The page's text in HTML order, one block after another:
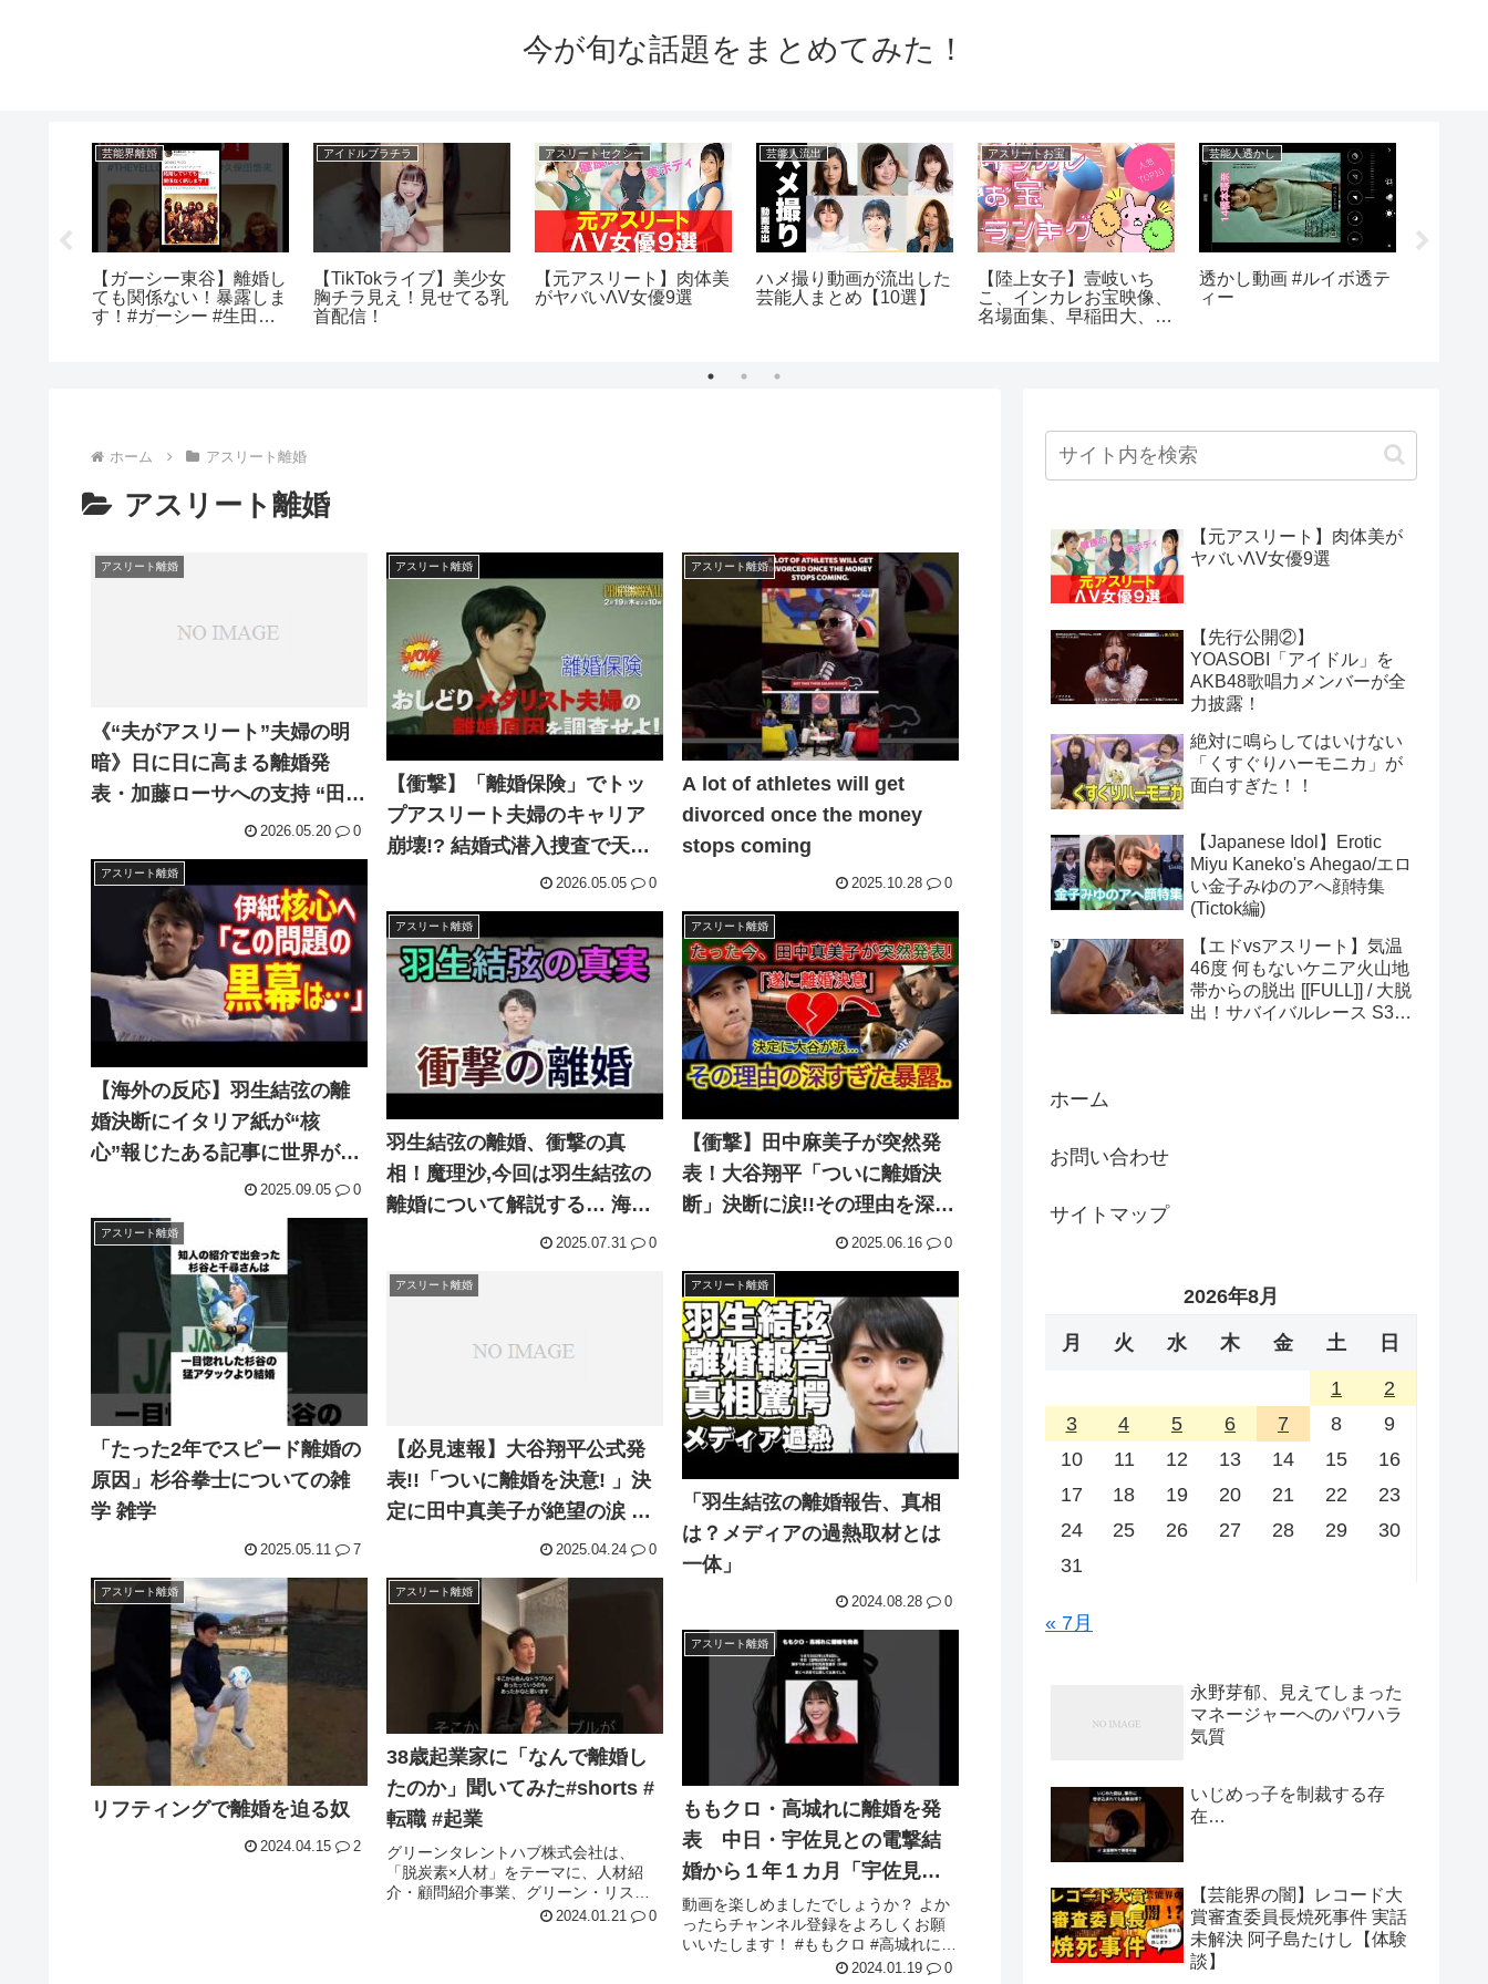
今が旬な話題をまとめてみた！
芸能界離婚
【ガーシー東谷】離婚し
ても関係ない！暴露しま
す！#ガーシー #生田斗
アイドルブラチラ
【TikTokライブ】美少女
胸チラ見え！見せてる乳
首配信！
アスリートセクシー
【元アスリート】肉体美
がヤバいΛV女優9選
芸能人流出
ハメ撮り動画が流出した
芸能人まとめ【10選】
アスリートお宝
【陸上女子】壹岐いち
こ、インカレお宝映像、
名場面集、早稲田大、立
芸能人透かし
透かし動画 #ルイボ透テ
ィー
ホーム アスリート離婚
アスリート離婚
アスリート離婚
《“夫がアスリート”夫婦の明
暗》日に日に高まる離婚発
表・加藤ローサへの支持 “田中
将大＆里田まい”“長友佑都＆
平愛梨”など安泰組の秘訣は
「妻の明るさ」
2026.05.20 0
アスリート離婚
【衝撃】「離婚保険」でトッ
プアスリート夫婦のキャリア
崩壊!? 結婚式潜入捜査で天音
蓮が暴く【プロフェッショナ
ル保険調査員・天音蓮 第7話】
SixTONES 松倉佑吾出演！
2026.05.05 0
アスリート離婚
A lot of athletes will get
divorced once the money
stops coming
2025.10.28 0
アスリート離婚
【海外の反応】羽生結弦の離
婚決断にイタリア紙が“核
心”報じたある記事に世界が騒
然…RE PRAYツアー西川や
VOCEでコラボ続行もアマチュ
ア時代から続くメディア過激
行為に批判殺到で炎上拡大も
2025.09.05 0
アスリート離婚
羽生結弦の離婚、衝撃の真
相！魔理沙,今回は羽生結弦の
離婚について解説する… 海外
2025.07.31 0
アスリート離婚
【衝撃】田中麻美子が突然発
表！大谷翔平「ついに離婚決
断」決断に涙!!その理由を深く
解明。フジテレビから即エッ
チな動き!!恐ろしい内容が発
生！
2025.06.16 0
アスリート離婚
「たった2年でスピード離婚の
原因」杉谷拳士についての雑
学 雑学
2025.05.11 7
アスリート離婚
【必見速報】大谷翔平公式発
表!!「ついに離婚を決意! 」決
定に田中真美子が絶望の涙 驚
きの真実に日テレとフジが衝
撃!!
2025.04.24 0
アスリート離婚
「羽生結弦の離婚報告、真相
は？メディアの過熱取材とは
一体」
2024.08.28 0
アスリート離婚
リフティングで離婚を迫る奴
2024.04.15 2
アスリート離婚
38歳起業家に「なんで離婚し
たのか」聞いてみた#shorts #
転職 #起業
グリーンタレントハブ株式会社は、
「脱炭素×人材」をテーマに、人材紹
介・顧問紹介事業、グリーン・リスキ
2024.01.21 0
アスリート離婚
ももクロ・高城れに離婚を発
表 中日・宇佐見との電撃結
婚から１年１カ月「宇佐見さ
んと出会えたことはとても幸
せでした」
動画を楽しめましたでしょうか？ よか
ったらチャンネル登録をよろしくお願
いいたします！ #ももクロ #高城れに #
2024.01.19 0
【元アスリート】肉体美が
ヤバいΛV女優9選
【先行公開②】
YOASOBI「アイドル」を
AKB48歌唱力メンバーが全
力披露！
絶対に鳴らしてはいけない
「くすぐりハーモニカ」が
面白すぎた！！
【Japanese Idol】Erotic
Miyu Kaneko's Ahegao/エロ
い金子みゆのアへ顔特集
(Tictok編)
【エドvsアスリート】気温
46度 何もないケニア火山地
帯からの脱出 [[FULL]] / 大脱
出！サバイバルレース S3
ホーム
お問い合わせ
サイトマップ
2026年8月
月 火 水 木 金 土 日
1
2
3
4 5 6 7 8
9
10
11 12 13 14 15
16
17
18 19 20 21 22
23
24
25 26 27 28 29
30
31
« 7月
永野芽郁、見えてしまった
マネージャーへのパワハラ
気質
いじめっ子を制裁する存
在…
【芸能界の闇】レコード大
賞審査委員長焼死事件 実話
未解決 阿子島たけし【体験
談】